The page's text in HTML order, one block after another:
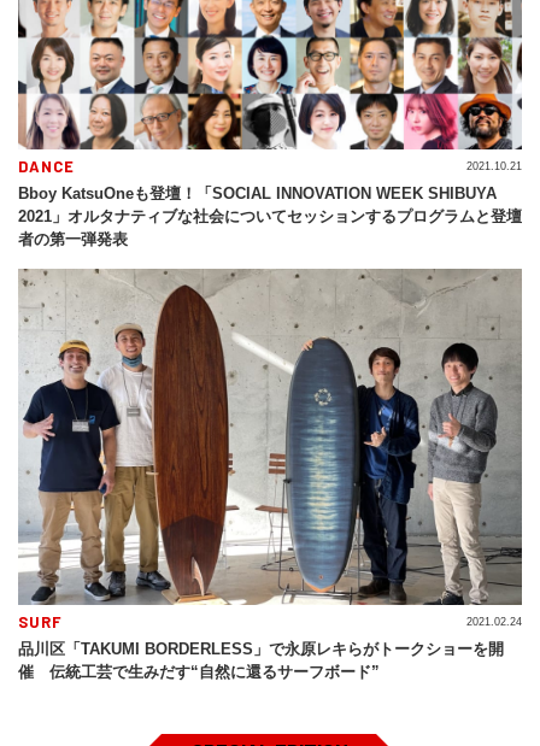
DANCE
Bboy KatsuOneも登壇！「SOCIAL INNOVATION WEEK SHIBUYA
2021」オルタナティブな社会についてセッションするプログラムと登壇
者の第一弾発表
2021.10.21
SURF
品川区「TAKUMI BORDERLESS」で永原レキらがトークショーを開
催 伝統工芸で生みだす“自然に還るサーフボード”
2021.02.24